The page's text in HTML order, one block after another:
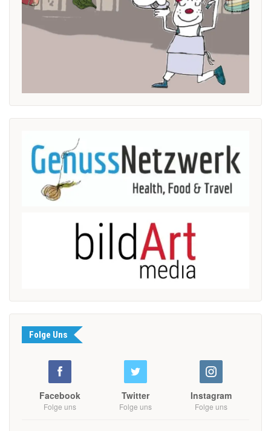
Folge Uns
Facebook
Folge uns
Twitter
Folge uns
Instagram
Folge uns